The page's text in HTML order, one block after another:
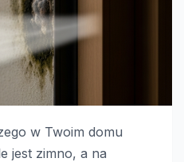
w Twoim domu
jest zimno, a na